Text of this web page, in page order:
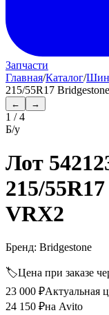
Запчасти
Главная/Каталог/
215/55R17
← →
1 /4
Б/у
Лот
215/
VRX2
Бренд: Bridgestone
🏷️Цена при заказе
23 000 ₽Актуальная
24 150 ₽на Avito